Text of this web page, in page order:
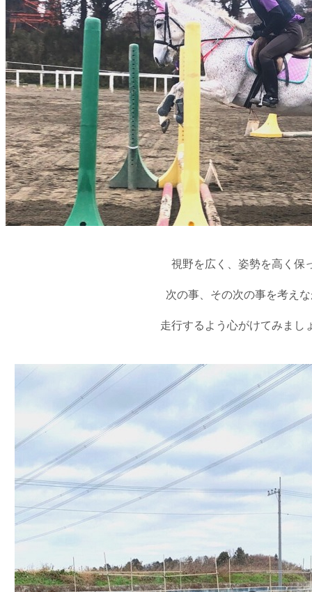
視野を広く、姿勢を高く保
次の事、その次の事を考え
走行するよう心がけてみまし